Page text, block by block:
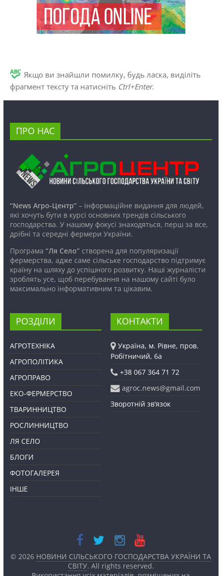
Якщо ви знайшли помилку, будь ласка, виділіть
фрагмент тексту та натисніть Ctrl+Enter.
ПРО НАС
“News Агро-Центр”– інформаційне видання для людей,
які хочуть бути в курсі основних трендів сільського
господарства. У нашому фокусі знаходяться, перш за все,
дрібні та середні фермери України.
Програма “Ля Село”створена для популяризації
фермерства, адже саме сільське господарство підтримує
країну на шляху до успішного розвитку. Наші журналісти
зроблять усе, щоб перебування на нашому сайті було
максимально інформативним та цікавим.
РОЗДІЛИ
АГРОТЕХНІКА
АГРОПОЛІТИКА
АГРОПРАВО
ЕКО-ФЕРМЕРСТВО
ТВАРИННИЦТВО
РОСЛИННИЦТВО
ЛЯ СЕЛО
БЛОГИ
ФОТОГАЛЕРЕЯ
ІНШЕ
КОНТАКТИ
Україна, м. Рівне, пров.
Робітничий, 6а
+38 067 364 71 72
agroc.news@gmail.com
Зворотній зв’язок
© 2026 НОВИНИ СІЛЬСЬКОГО ГОСПОДАРСТВА УКРАЇНИ ТА
СВІТУ. All rights reserved.